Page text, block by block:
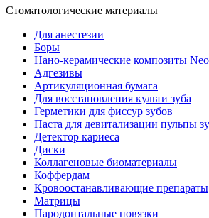
Стоматологические материалы
Для анестезии
Боры
Нано-керамические композиты Neo
Адгезивы
Артикуляционная бумага
Для восстановления культи зуба
Герметики для фиссур зубов
Паста для девитализации пульпы
Детектор кариеса
Диски
Коллагеновые биоматериалы
Коффердам
Кровоостанавливающие препараты
Матрицы
Пародонтальные повязки